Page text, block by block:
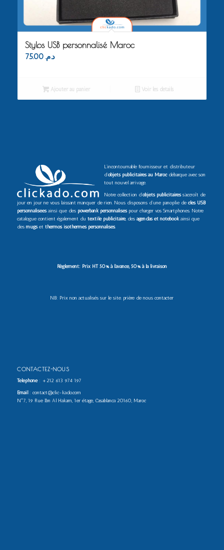
Stylos USB personnalisé Maroc
د.م. 75.00
Ajouter au panier Voir les détails
L’incontournable fournisseur et distributeur
d’objets publicitaires au Marocdébarque avec son
tout nouvel arrivage.
Notre collection d’objets publicitairess’accroît de
jour en jour ne vous laissant manquer de rien. Nous disposons d’une panoplie de clés USB
personnaliséesainsi que des powerbank personnaliséspour charger vos Smartphones. Notre
catalogue contient également du textile publicitaire, des agendas et notebookainsi que
des mugset thermos isothermes personnalisés.
Règlement: Prix HT 50% à l’avance, 50% à la livraison
NB: Prix non actualisés sur le site. prière de nous contacter
CONTACTEZ-NOUS
Téléphone: +212 613 974 197
Email: contact@clic-kado.com
N°7, 19 Rue Ibn Al Hakam, 1er étage, Casablanca 20160, Maroc